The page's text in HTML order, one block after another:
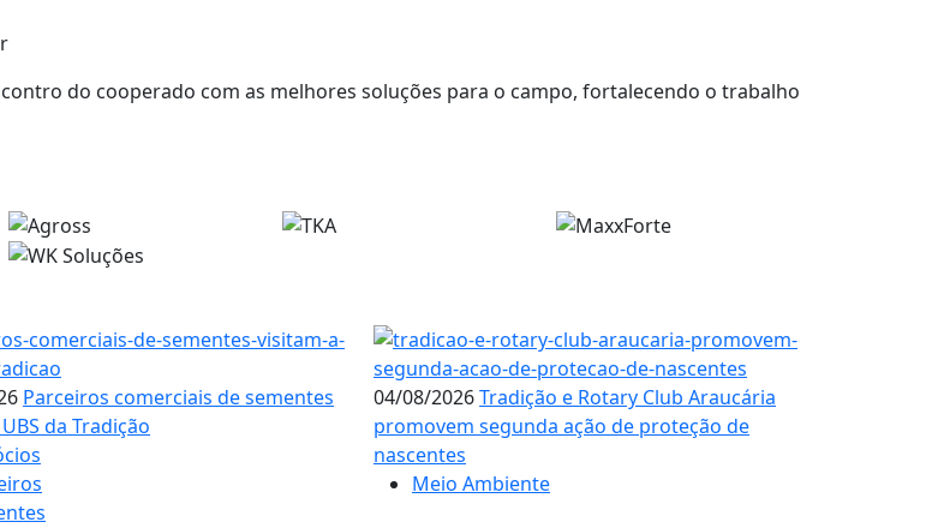
do cooperado com as melhores soluções para o campo, fortalecendo o trabalho
Parceiros comerciais de sementes
da Tradição
04/08/2026Tradição e Rotary Club Araucária
promovem segunda ação de proteção de
nascentes
Meio Ambiente